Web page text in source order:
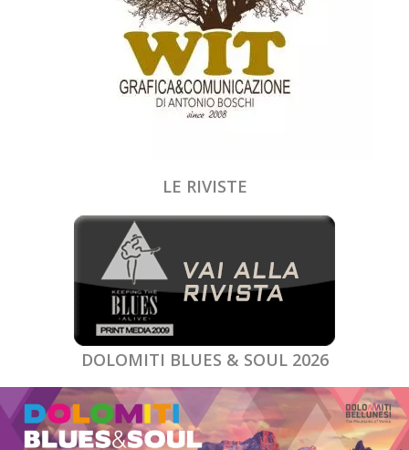
LE RIVISTE
DOLOMITI BLUES & SOUL 2026